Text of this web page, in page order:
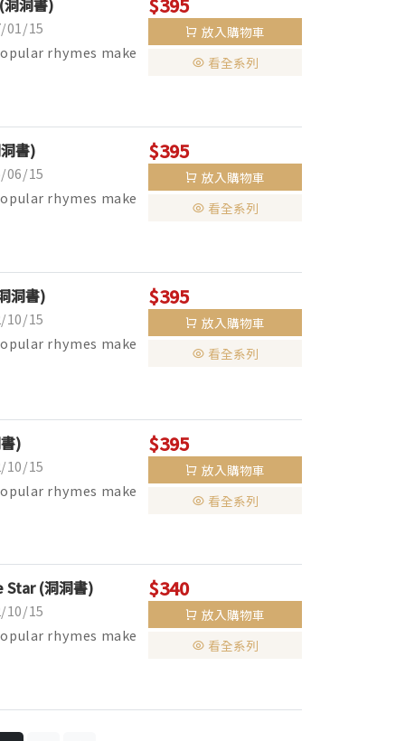
洞書)
01/15
rhymes make
$395
放入購物車
看全系列
書)
06/15
rhymes make
$395
放入購物車
看全系列
洞書)
10/15
rhymes make
$395
放入購物車
看全系列
)
10/15
rhymes make
$395
放入購物車
看全系列
(洞洞書)
10/15
rhymes make
$340
放入購物車
看全系列